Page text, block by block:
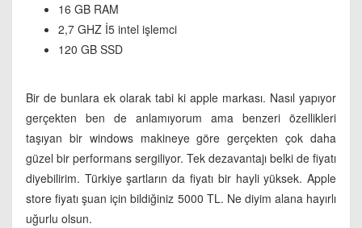
16 GB RAM
2,7 GHZ İ5 intel işlemci
120 GB SSD
Bir de bunlara ek olarak tabi ki apple markası. Nasıl yapıyor
gerçekten ben de anlamıyorum ama benzeri özellikleri
taşıyan bir windows makineye göre gerçekten çok daha
güzel bir performans sergiliyor. Tek dezavantajı belki de fiyatı
diyebilirim. Türkiye şartların da fiyatı bir hayli yüksek. Apple
store fiyatı şuan için bildiğiniz 5000 TL. Ne diyim alana hayırlı
uğurlu olsun.